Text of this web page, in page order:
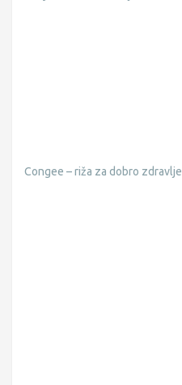
Congee – riža za dobro zdravlje